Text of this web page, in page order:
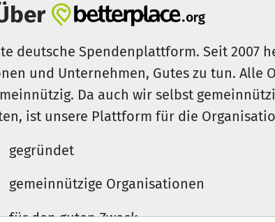
deutsche Spendenplattform. Seit 2007
und Unternehmen, Gutes zu tun. Alle
Da auch wir selbst
ist unsere Plattform für die
gegründet
gemeinnützige Organisationen
für den guten Zweck